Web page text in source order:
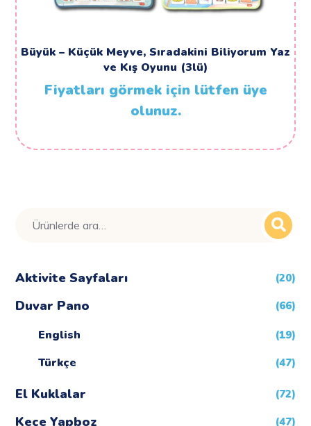
Büyük – Küçük Meyve, Sıradakini Biliyorum Yaz
ve Kış Oyunu (3lü)
Fiyatları görmek için lütfen üye
olunuz.
Ara:
Aktivite Sayfaları (20)
Duvar Pano (66)
English (19)
Türkçe (47)
El Kuklalar (72)
Keçe Yapboz (47)